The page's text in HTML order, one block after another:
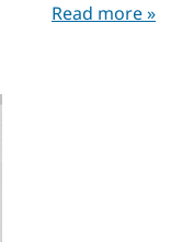
Read more »